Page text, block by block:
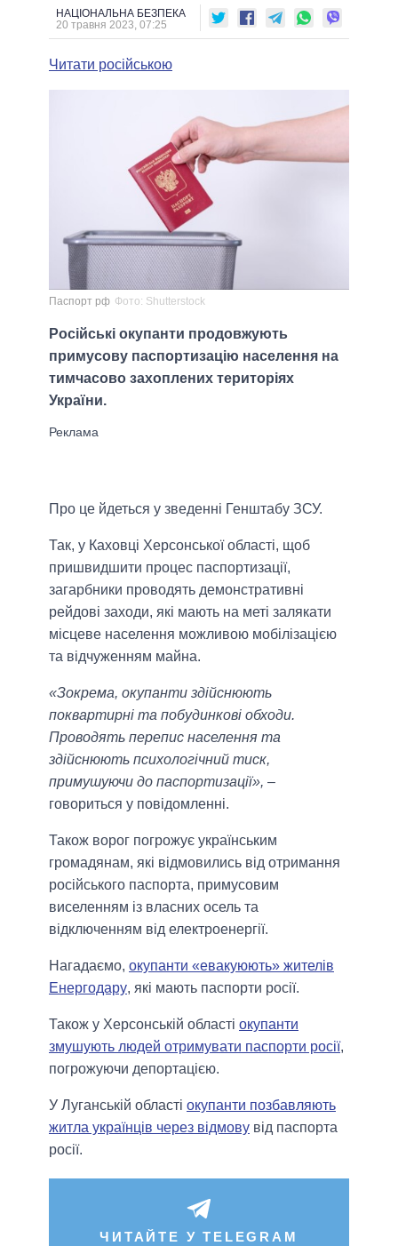
НАЦІОНАЛЬНА БЕЗПЕКА
20 травня 2023, 07:25
Читати російською
Паспорт рф Фото: Shutterstock
Російські окупанти продовжують
примусову паспортизацію населення на
тимчасово захоплених територіях
України.
Про це йдеться у зведенні Генштабу ЗСУ.
Так, у Каховці Херсонської області, щоб
пришвидшити процес паспортизації,
загарбники проводять демонстративні
рейдові заходи, які мають на меті залякати
місцеве населення можливою мобілізацією
та відчуженням майна.
«Зокрема, окупанти здійснюють
поквартирні та побудинкові обходи.
Проводять перепис населення та
здійснюють психологічний тиск,
примушуючи до паспортизації», –
говориться у повідомленні.
Також ворог погрожує українським
громадянам, які відмовились від отримання
російського паспорта, примусовим
виселенням із власних осель та
відключенням від електроенергії.
Нагадаємо, окупанти «евакуюють» жителів
Енергодару, які мають паспорти росії.
Також у Херсонській області окупанти
змушують людей отримувати паспорти росії,
погрожуючи депортацією.
У Луганській області окупанти позбавляють
житла українців через відмову від паспорта
росії.
ЧИТАЙТЕ У TELEGRAM